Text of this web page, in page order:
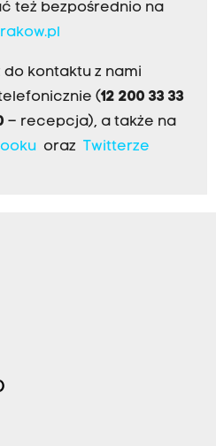
też bezpośrednio na
kontaktu z nami
(12 200 33 33
– recepcja), a także na
oraz Twitterze